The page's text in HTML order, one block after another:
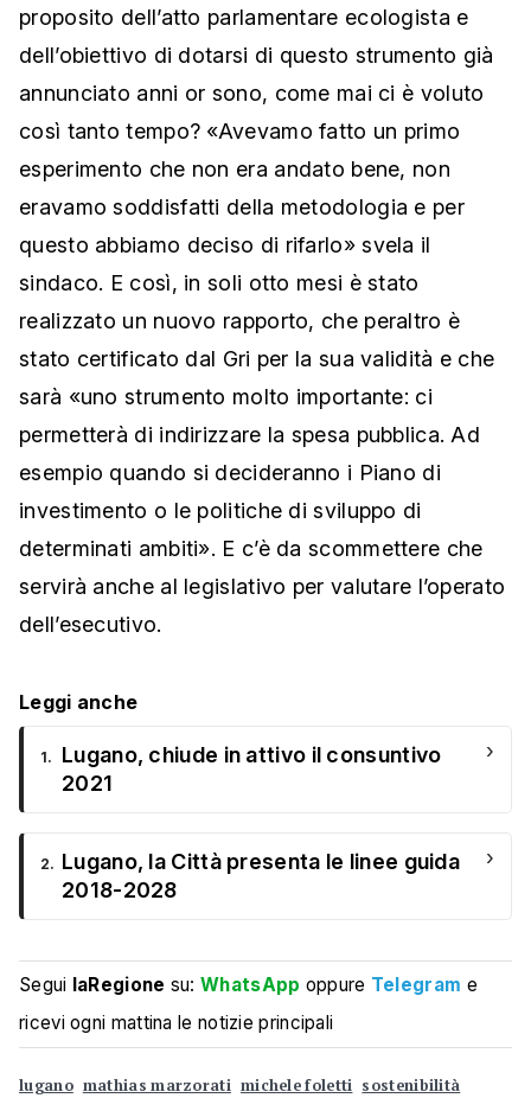
proposito dell’atto parlamentare ecologista e
dell’obiettivo di dotarsi di questo strumento già
annunciato anni or sono, come mai ci è voluto
così tanto tempo? «Avevamo fatto un primo
esperimento che non era andato bene, non
eravamo soddisfatti della metodologia e per
questo abbiamo deciso di rifarlo» svela il
sindaco. E così, in soli otto mesi è stato
realizzato un nuovo rapporto, che peraltro è
stato certificato dal Gri per la sua validità e che
sarà «uno strumento molto importante: ci
permetterà di indirizzare la spesa pubblica. Ad
esempio quando si decideranno i Piano di
investimento o le politiche di sviluppo di
determinati ambiti». E c’è da scommettere che
servirà anche al legislativo per valutare l’operato
dell’esecutivo.
Leggi anche
1.
Lugano, chiude in attivo il consuntivo
2021
›
2. Lugano, la Città presenta le linee guida
2018-2028
›
Segui laRegione su:WhatsApp oppure Telegram e
ricevi ogni mattina le notizie principali
lugano mathias marzorati michele foletti sostenibilità